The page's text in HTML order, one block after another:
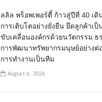
ลลิล พร็อพเพอร์ตี้ ก้าวสู่ปีที่ 40 เดิ
การเติบโตอย่างยั่งยืน ยึดลูกค้าเ
ขับเคลื่อนองค์กรด้วยนวัตกรรม ธ
การพัฒนาทรัพยากรมนุษย์อย่างต่
การทำงานเป็นทีม
August 6, 2026